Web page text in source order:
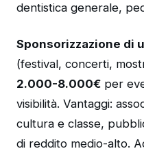
dentistica generale,
Sponsorizzazione di
(festival, concerti,
2.000-8.000€ per
visibilità. Vantaggi:
cultura e classe,
di reddito medio-alto.